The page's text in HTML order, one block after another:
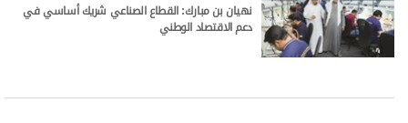
نهيان بن مبارك: القطاع الصناعي شريك أساسي في
دعم الاقتصاد الوطني